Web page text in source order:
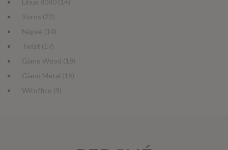
Linux 8080 (14)
Koros (22)
Napee (14)
Twist (17)
Giano Wood (18)
Giano Metal (16)
Witoffice (9)